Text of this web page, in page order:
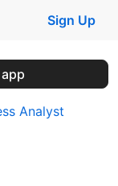
Sign Up
Analyst